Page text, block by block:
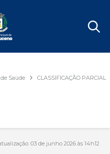
Saúde
CLASSIFICAÇÃO PARCIAL
03 de junho 2026 às 14h12